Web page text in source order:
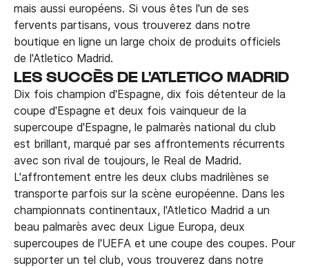
mais aussi européens. Si vous êtes l'un de ses
fervents partisans, vous trouverez dans notre
boutique en ligne un large choix de produits officiels
de l'Atletico Madrid.
LES SUCCÈS DE L'ATLETICO MADRID
Dix fois champion d'Espagne, dix fois détenteur de la
coupe d'Espagne et deux fois vainqueur de la
supercoupe d'Espagne, le palmarès national du club
est brillant, marqué par ses affrontements récurrents
avec son rival de toujours, le Real de Madrid.
L'affrontement entre les deux clubs madrilènes se
transporte parfois sur la scène européenne. Dans les
championnats continentaux, l'Atletico Madrid a un
beau palmarès avec deux Ligue Europa, deux
supercoupes de l'UEFA et une coupe des coupes. Pour
supporter un tel club, vous trouverez dans notre